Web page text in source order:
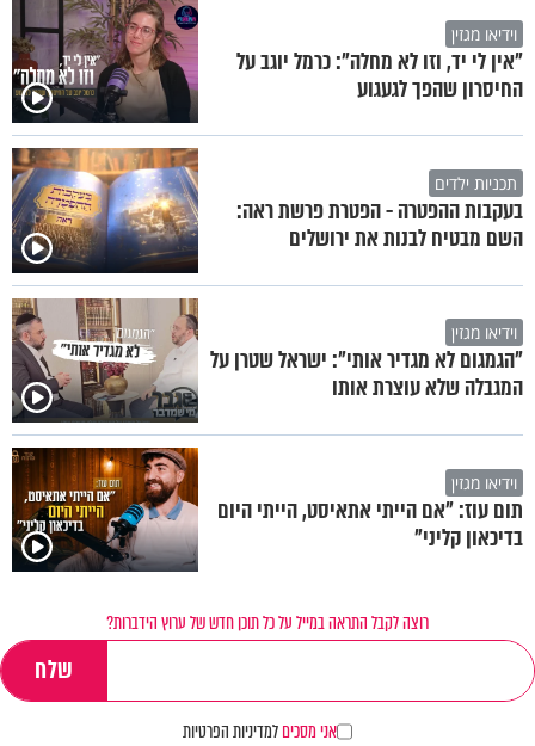
וידיאו מגזין
"אין לי יד, וזו לא מחלה": כרמל יוגב על
החיסרון שהפך לגעגוע
תכניות ילדים
בעקבות ההפטרה - הפטרת פרשת ראה:
השם מבטיח לבנות את ירושלים
וידיאו מגזין
"הגמגום לא מגדיר אותי": ישראל שטרן על
המגבלה שלא עוצרת אותו
וידיאו מגזין
תום עוז: "אם הייתי אתאיסט, הייתי היום
בדיכאון קליני"
רוצה לקבל התראה במייל על כל תוכן חדש של ערוץ הידברות?
אני מסכיםלמדיניות הפרטיות